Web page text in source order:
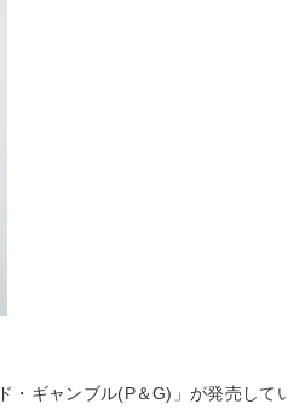
・ギャンブル(P＆G)」が発売して